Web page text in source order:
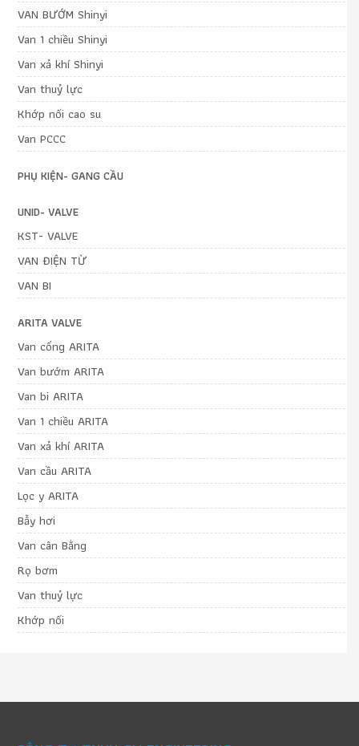
VAN BƯỚM Shinyi
Van 1 chiều Shinyi
Van xả khí Shinyi
Van thuỷ lực
Khớp nối cao su
Van PCCC
PHỤ KIỆN- GANG CẦU
UNID- VALVE
KST- VALVE
VAN ĐIỆN TỪ
VAN BI
ARITA VALVE
Van cổng ARITA
Van bướm ARITA
Van bi ARITA
Van 1 chiều ARITA
Van xả khí ARITA
Van cầu ARITA
Lọc y ARITA
Bẫy hơi
Van cân Bằng
Rọ bơm
Van thuỷ lực
Khớp nối